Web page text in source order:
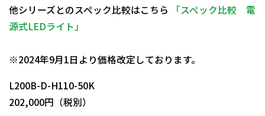
他シリーズとのスペック比較はこちら
「スペック比較 電
源式LEDライト」
※2024年9月1日より価格改定しております。
L200B-D-H110-50K
202,000円（税別）